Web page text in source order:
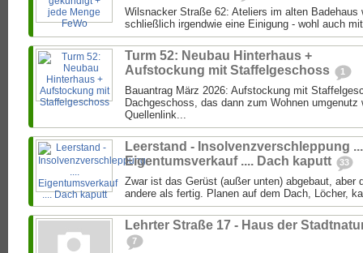
Wilsnacker Straße 62: Ateliers im alten Badehaus
schließlich irgendwie eine Einigung - wohl auch
Turm 52: Neubau Hinterhaus +
Aufstockung mit Staffelgeschoss
1
Bauantrag März 2026: Aufstockung mit
Dachgeschoss, das dann zum Wohnen umgenutz
Quellenlink...
Leerstand - Insolvenzverschleppung
Eigentumsverkauf .... Dach kaputt
33
Zwar ist das Gerüst (außer unten) abgebaut, aber
andere als fertig. Planen auf dem Dach, Löcher,
Lehrter Straße 17 - Haus der
7